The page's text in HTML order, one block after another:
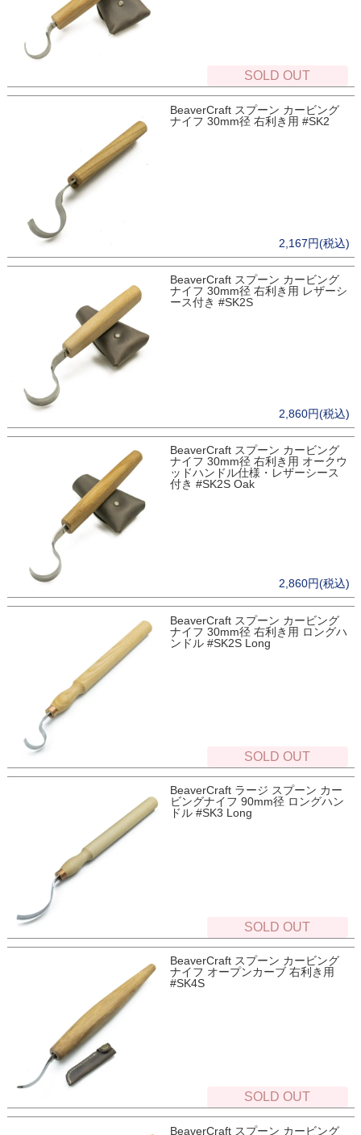
SOLD OUT
BeaverCraft スプーン カービング
ナイフ 30mm径 右利き用 #SK2
2,167円(税込)
BeaverCraft スプーン カービング
ナイフ 30mm径 右利き用 レザーシ
ース付き #SK2S
2,860円(税込)
BeaverCraft スプーン カービング
ナイフ 30mm径 右利き用 オークウ
ッドハンドル仕様・レザーシース
付き #SK2S Oak
2,860円(税込)
BeaverCraft スプーン カービング
ナイフ 30mm径 右利き用 ロングハ
ンドル #SK2S Long
SOLD OUT
BeaverCraft ラージ スプーン カー
ビングナイフ 90mm径 ロングハン
ドル #SK3 Long
SOLD OUT
BeaverCraft スプーン カービング
ナイフ オープンカーブ 右利き用
#SK4S
SOLD OUT
BeaverCraft スプーン カービング